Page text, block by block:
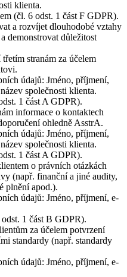
klienta.
(čl. 6 odst. 1 část F GDPR).
a rozvíjet dlouhodobé vztahy
demonstrovat důležitost
stranám za účelem
údajů: Jméno, příjmení,
společnosti klienta.
1 část A GDPR).
informace o kontaktech
ohledně AsstrA.
údajů: Jméno, příjmení,
společnosti klienta.
1 část A GDPR).
o právních otázkách
(např. finanční a jiné audity,
plnění apod.).
údajů: Jméno, příjmení, e-
1 část B GDPR).
za účelem potvrzení
standardy (např. standardy
údajů: Jméno, příjmení, e-